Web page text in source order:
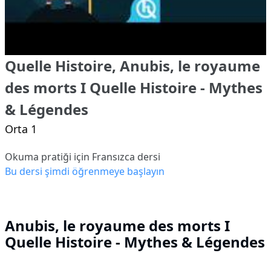
Quelle Histoire, Anubis, le royaume
des morts I Quelle Histoire - Mythes
& Légendes
Orta 1
Okuma pratiği için Fransızca dersi
Bu dersi şimdi öğrenmeye başlayın
Anubis, le royaume des morts I
Quelle Histoire - Mythes & Légendes